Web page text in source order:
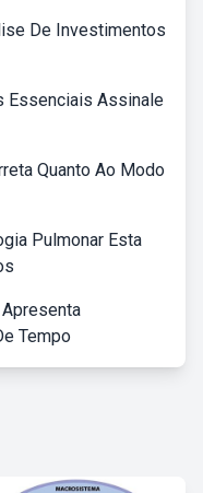
De Investimentos
Essenciais Assinale
Quanto Ao Modo
Pulmonar Esta
Tempo